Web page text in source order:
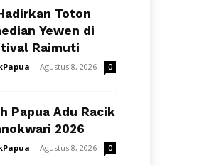
Toton
Yewen di
Raimuti
- Agustus 8, 2026 0
Papua Adu Racik
2026
- Agustus 8, 2026 0